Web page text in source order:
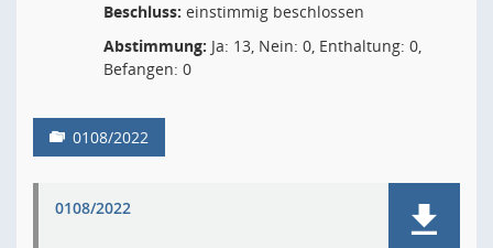
Beschluss: einstimmig beschlossen
Abstimmung: Ja: 13, Nein: 0, Enthaltung: 0,
Befangen: 0
0108/2022
0108/2022